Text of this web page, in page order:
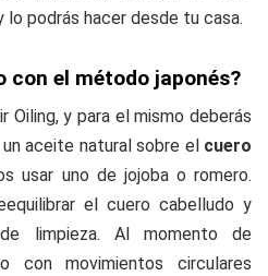
podrás hacer desde tu casa.
con el método japonés?
Oiling, y para el mismo deberás
aceite natural sobre el cuero
usar uno de jojoba o romero.
el cuero cabelludo y
limpieza. Al momento de
con movimientos circulares